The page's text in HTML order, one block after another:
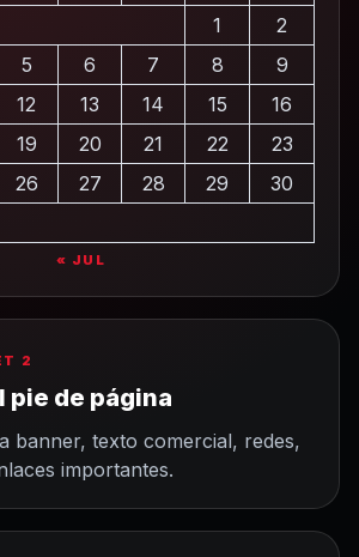
1
2
5 6 7 8
9
12 13 14 15
16
19 20 21 22
23
26 27 28 29
30
« JUL
2
pie de página
banner, texto comercial, redes,
importantes.